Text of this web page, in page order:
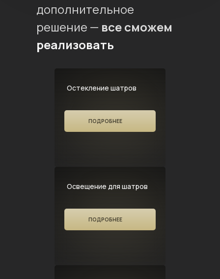
дополнительное
решение — все сможем
реализовать
Остекление шатров
ПОДРОБНЕЕ
Освещение для шатров
ПОДРОБНЕЕ